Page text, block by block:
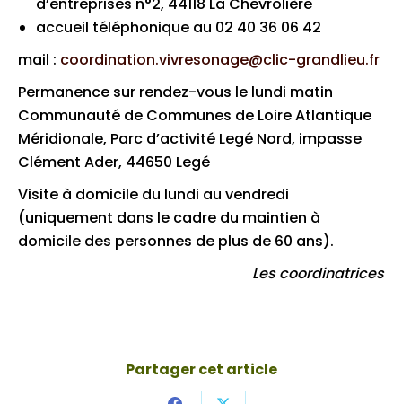
d’entreprises n°2, 44118 La Chevrolière
accueil téléphonique au 02 40 36 06 42
mail : coordination.vivresonage@clic-grandlieu.fr
Permanence sur rendez-vous le lundi matin
Communauté de Communes de Loire Atlantique
Méridionale, Parc d’activité Legé Nord, impasse
Clément Ader, 44650 Legé
Visite à domicile du lundi au vendredi
(uniquement dans le cadre du maintien à
domicile des personnes de plus de 60 ans).
Les coordinatrices
Partager cet article